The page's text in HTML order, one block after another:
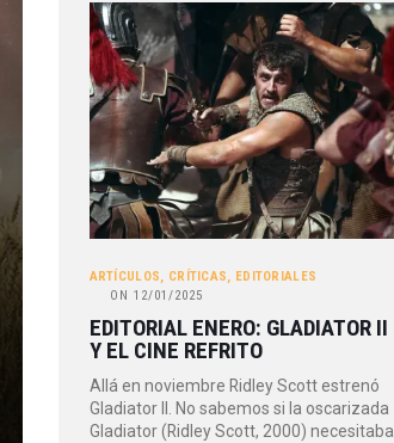
ARTÍCULOS CRÍTICAS
EDITORIALES
ON 12/01/2025
EDITORIAL ENERO: GLADIATOR II
Y EL CINE REFRITO
Allá en noviembre Ridley Scott estrenó
Gladiator II. No sabemos si la oscarizada
Gladiator (Ridley Scott, 2000) necesitaba